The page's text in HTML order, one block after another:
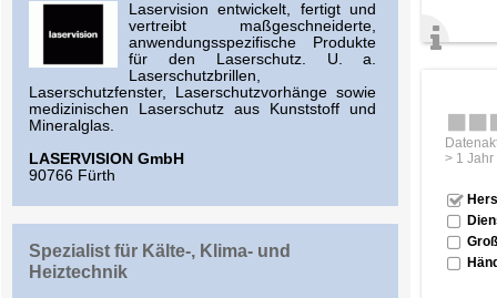
Laservision entwickelt, fertigt und
vertreibt maßgeschneiderte,
anwendungsspezifische Produkte
für den Laserschutz. U. a.
Laserschutzbrillen,
Laserschutzfenster, Laserschutzvorhänge sowie
medizinischen Laserschutz aus Kunststoff und
Mineralglas.
LASERVISION GmbH
90766 Fürth
Spezialist für Kälte-, Klima- und
Heiztechnik
> 1 Jahr